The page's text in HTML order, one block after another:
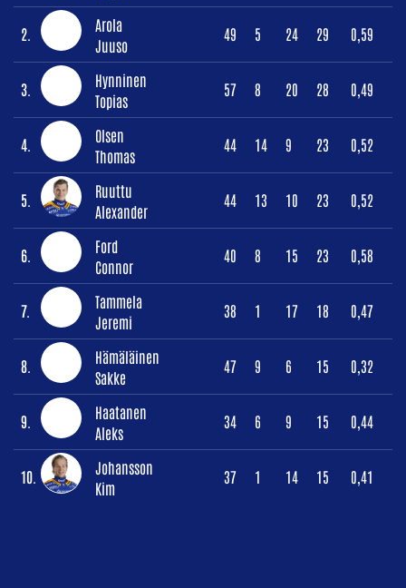
2.
Arola
Juuso
49 5 24 29 0,59
3.
Hynninen
Topias
57 8 20 28 0,49
4.
Olsen
Thomas
44 14 9 23 0,52
5.
Ruuttu
Alexander
44 13 10 23 0,52
6.
Ford
Connor
40 8 15 23 0,58
7.
Tammela
Jeremi
38 1 17 18 0,47
8.
Hämäläinen
Sakke
47 9 6 15 0,32
9.
Haatanen
Aleks
34 6 9 15 0,44
10.
Johansson
Kim
37 1 14 15 0,41